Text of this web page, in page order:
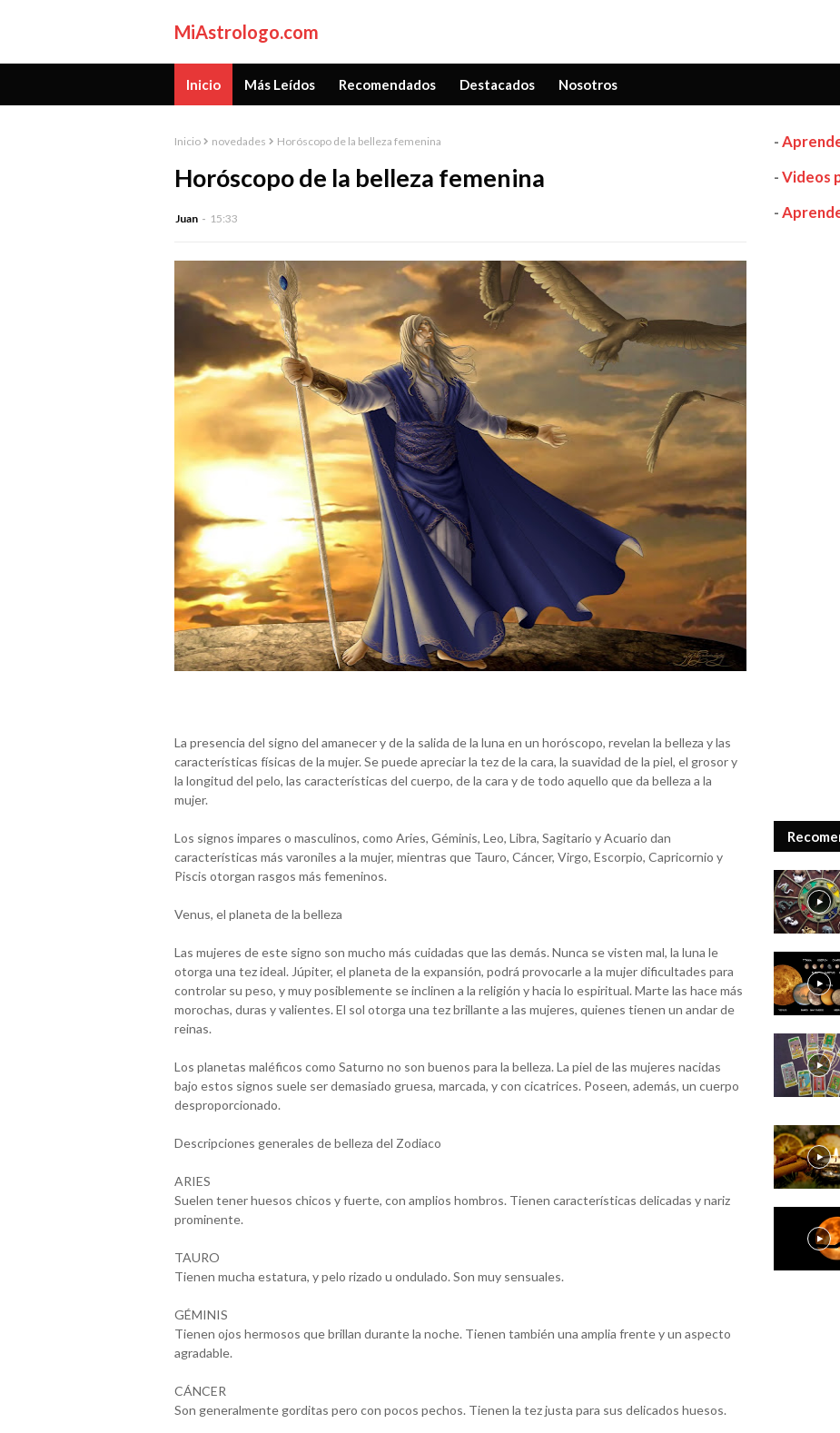
MiAstrologo.com
Inicio Más Leídos Recomendados Destacados Nosotros
Inicio novedades Horóscopo de la belleza femenina
Horóscopo de la belleza femenina
Juan 15:33
La presencia del signo del amanecer y de la salida de la luna en un horóscopo, revelan la belleza y las
características físicas de la mujer. Se puede apreciar la tez de la cara, la suavidad de la piel, el grosor y
la longitud del pelo, las características del cuerpo, de la cara y de todo aquello que da belleza a la
mujer.
Los signos impares o masculinos, como Aries, Géminis, Leo, Libra, Sagitario y Acuario dan
características más varoniles a la mujer, mientras que Tauro, Cáncer, Virgo, Escorpio, Capricornio y
Piscis otorgan rasgos más femeninos.
Venus, el planeta de la belleza
Las mujeres de este signo son mucho más cuidadas que las demás. Nunca se visten mal, la luna le
otorga una tez ideal. Júpiter, el planeta de la expansión, podrá provocarle a la mujer dificultades para
controlar su peso, y muy posiblemente se inclinen a la religión y hacia lo espiritual. Marte las hace más
morochas, duras y valientes. El sol otorga una tez brillante a las mujeres, quienes tienen un andar de
reinas.
Los planetas maléficos como Saturno no son buenos para la belleza. La piel de las mujeres nacidas
bajo estos signos suele ser demasiado gruesa, marcada, y con cicatrices. Poseen, además, un cuerpo
desproporcionado.
Descripciones generales de belleza del Zodiaco
ARIES
Suelen tener huesos chicos y fuerte, con amplios hombros. Tienen características delicadas y nariz
prominente.
TAURO
Tienen mucha estatura, y pelo rizado u ondulado. Son muy sensuales.
GÉMINIS
Tienen ojos hermosos que brillan durante la noche. Tienen también una amplia frente y un aspecto
agradable.
CÁNCER
Son generalmente gorditas pero con pocos pechos. Tienen la tez justa para sus delicados huesos.
-
-Videos
-